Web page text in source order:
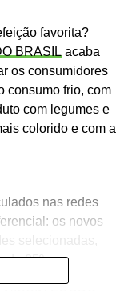
favorita?
BRASIL acaba
os consumidores
consumo frio, com
com legumes e
colorido e com a
nas redes
os novos
selecionadas,
de 25º.